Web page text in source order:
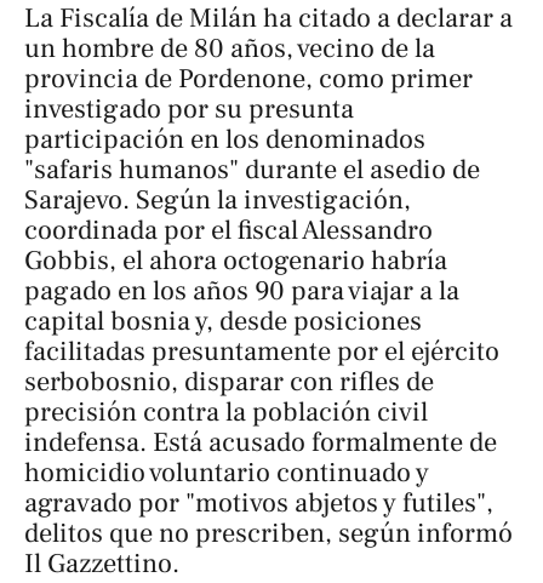
La Fiscalía de Milán ha citado a declarar a
un hombre de 80 años, vecino de la
provincia de Pordenone, como primer
investigado por su presunta
participación en los denominados
"safaris humanos" durante el asedio de
Sarajevo. Según la investigación,
coordinada por el fiscal Alessandro
Gobbis, el ahora octogenario habría
pagado en los años 90 para viajar a la
capital bosnia y, desde posiciones
facilitadas presuntamente por el ejército
serbobosnio, disparar con rifles de
precisión contra la población civil
indefensa. Está acusado formalmente de
homicidio voluntario continuado y
agravado por "motivos abjetos y futiles",
delitos que no prescriben, según informó
Il Gazzettino.